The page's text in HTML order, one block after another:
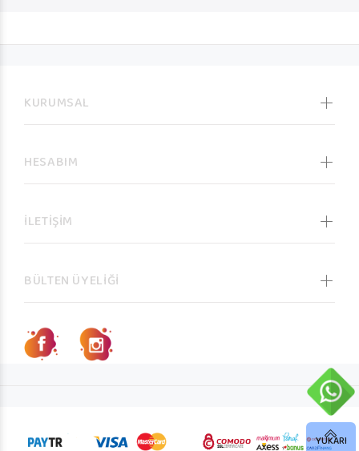
KURUMSAL
HESABIM
İLETİŞİM
BÜLTEN ÜYELİĞİ
YUKARI